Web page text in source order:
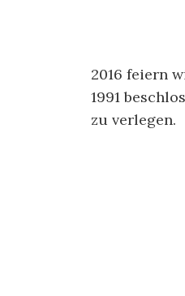
2016 feiern
1991
zu verlegen.